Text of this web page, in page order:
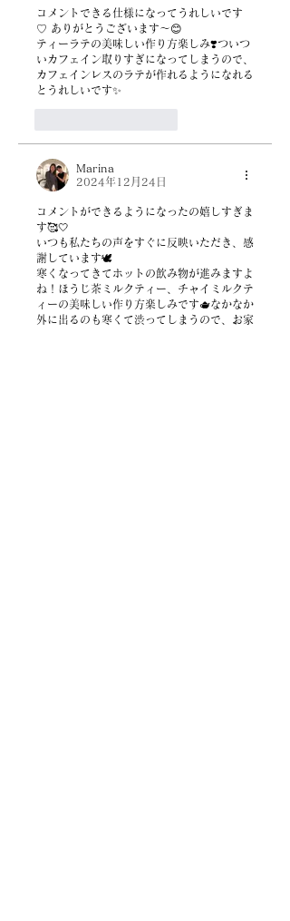
コメントできる仕様になってうれしいです
♡ ありがとうございます〜😊
ティーラテの美味しい作り方楽しみ❣️ついつ
いカフェイン取りすぎになってしまうので、
カフェインレスのラテが作れるようになれる
とうれしいです✨
Marina
2024年12月24日
コメントができるようになったの嬉しすぎま
す🥰🤍
いつも私たちの声をすぐに反映いただき、感
謝しています🕊️
寒くなってきてホットの飲み物が進みますよ
ね！ほうじ茶ミルクティー、チャイミルクテ
ィーの美味しい作り方楽しみです🫖なかなか
外に出るのも寒くて渋ってしまうので、お家